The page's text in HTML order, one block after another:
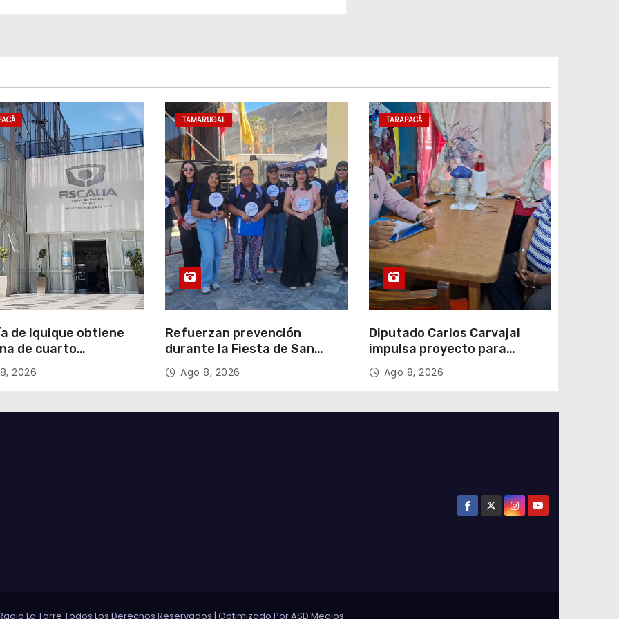
de Iquique obtiene
de cuarto
en violento
comerciante
2026
TAMARUGAL
Refuerzan prevención
durante la Fiesta de San
Lorenzo
Ago 8, 2026
TARAPACÁ
Diputado Carlos Carvajal
impulsa proyecto para
homenajear en vida al
campeón mundial Raúl
Ago 8, 2026
La Torre Todos Los Derechos Reservados | Optimizado PorASD Medios.